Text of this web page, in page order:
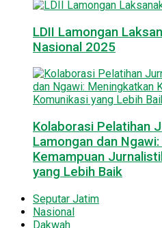
LDII Lamongan
Nasional 2025
Kolaborasi Pelatihan
Lamongan dan
Kemampuan
yang Lebih Baik
Seputar Jatim
Nasional
Dakwah